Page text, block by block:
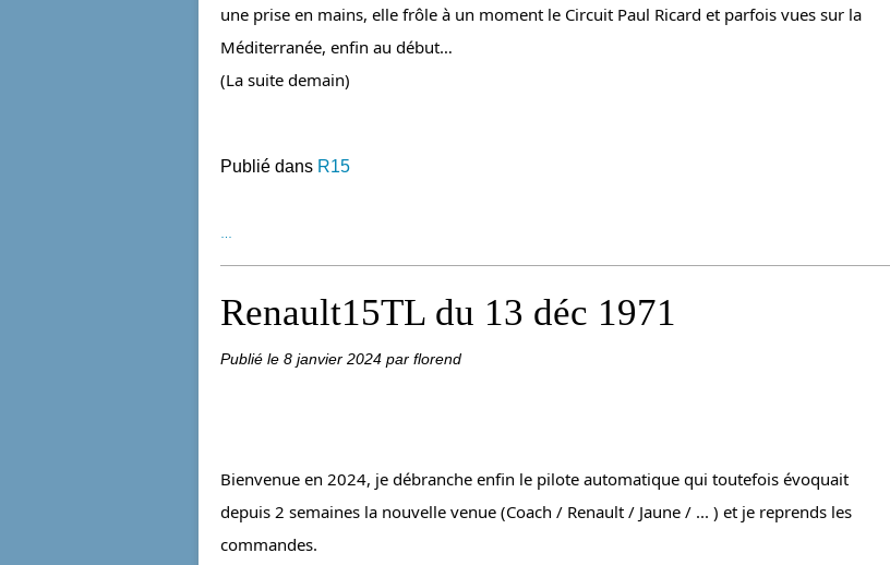
une prise en mains, elle frôle à un moment le Circuit Paul Ricard et parfois vues sur la
Méditerranée, enfin au début…
(La suite demain)
Publié dans R15
Renault15TL du 13 déc 1971
Publié le 8 janvier 2024 par florend
Bienvenue en 2024, je débranche enfin le pilote automatique qui toutefois évoquait
depuis 2 semaines la nouvelle venue (Coach / Renault / Jaune / ... ) et je reprends les
commandes.